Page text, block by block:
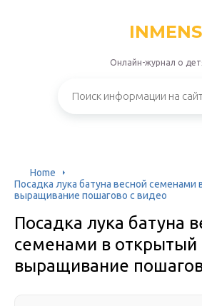
Онлайн-журнал о
Home
Посадка лука батуна весной семенами
выращивание пошагово с видео
Посадка лука батуна
семенами в открытый
выращивание